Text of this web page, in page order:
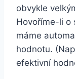
obvykle
Hovoříme-li o
máme
hodnotu.
efektivní